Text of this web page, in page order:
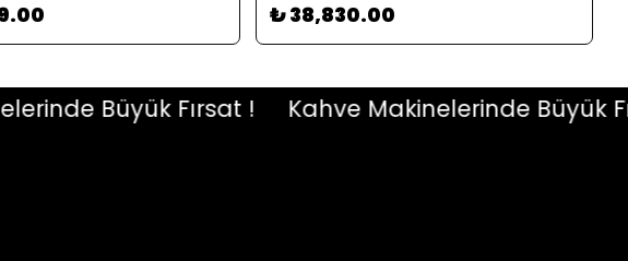
₺ 38,830.00
Büyük Fırsat ! Kahve Makinelerinde Büyük